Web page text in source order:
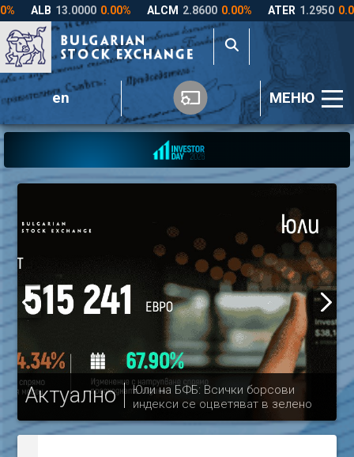
en МЕНЮ
Актуално
Юли на БФБ: Всички борсови
индекси се оцветяват в зелено